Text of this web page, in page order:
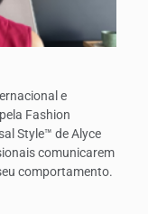
e
Fashion
Style™ de Alyce
comunicarem
comportamento.